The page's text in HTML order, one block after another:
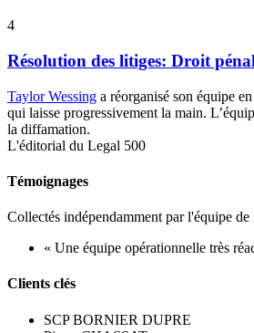
4
Résolution des litiges: Droit
Taylor Wessing a réorganisé son équipe
qui laisse progressivement la main.
la diffamation.
L'éditorial du Legal 500
Témoignages
Collectés indépendamment par l'équipe
« Une équipe opérationnelle très
Clients clés
SCP BORNIER DUPRE